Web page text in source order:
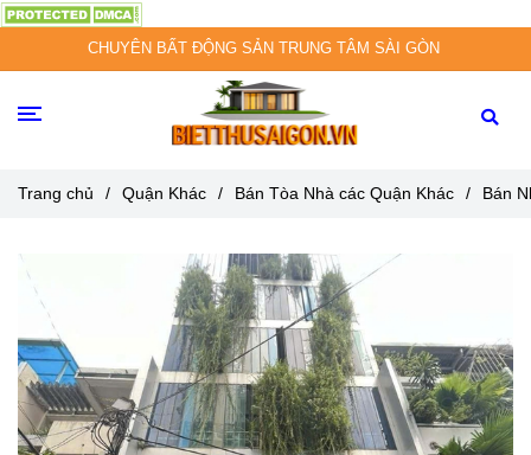
CHUYÊN BẤT ĐỘNG SẢN TRUNG TÂM SÀI GÒN
Trang chủ / Quận Khác / Bán Tòa Nhà các Quận Khác / Bán